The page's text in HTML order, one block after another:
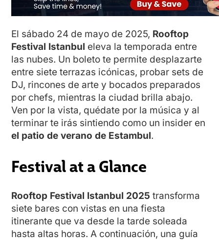
El sábado 24 de mayo de 2025, Rooftop
Festival Istanbul eleva la temporada entre
las nubes. Un boleto te permite desplazarte
entre siete terrazas icónicas, probar sets de
DJ, rincones de arte y bocados preparados
por chefs, mientras la ciudad brilla abajo.
Ven por la vista, quédate por la música y al
terminar te irás sintiendo como un insider en
el patio de verano de Estambul.
Festival at a Glance
Rooftop Festival Istanbul 2025 transforma
siete bares con vistas en una fiesta
itinerante que va desde la tarde soleada
hasta altas horas. A continuación, una guía